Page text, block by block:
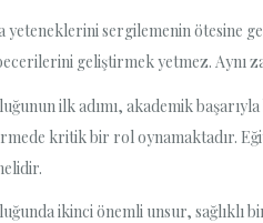
sergilemenin ötesine
geliştirmek yetmez.
ilk adımı, akademik
kritik bir rol oynamaktadır.
ikinci önemli unsur, sağlıklı